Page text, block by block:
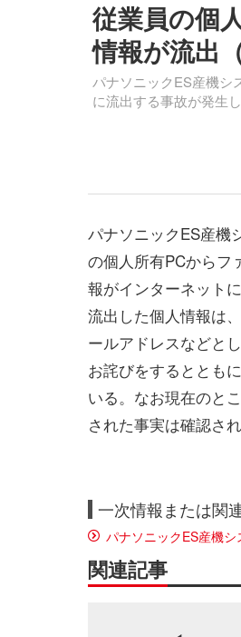
従業員の個
情報が流出
パナソニックES産機シ
に流出する事故が発生
パナソニックES産機
の個人所有PCからフ
報がインターネット
流出した個人情報は
ールアドレスなどと
お詫びをするととも
いる。なお現在のと
された事実は確認さ
一次情報または関
パナソニックES産機シ
関連記事